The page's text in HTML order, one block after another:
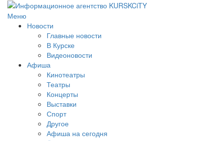
Меню
Новости
Главные новости
В Курске
Видеоновости
Афиша
Кинотеатры
Театры
Концерты
Выставки
Спорт
Другое
Афиша на сегодня